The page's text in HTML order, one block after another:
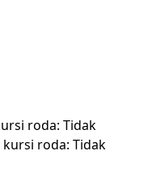
roda: Tidak
roda: Tidak